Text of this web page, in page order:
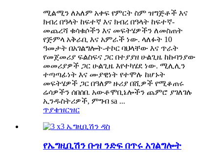
ሚልሚን ለአለም አቀፍ የምርት ስም ዝግጅቶች እና
ክብረ በዓላት ከፍተኛ እና ክብረ በዓላት ከፍተኛ-
መጨረሻ ቁሳቁሶችን እና መፍትሄዎችን ለመስጠት
የጅምላ አቅራቢ እና አምራች ነው. ላለፉት 10
ዓመታት በአገልግሎት-ተኮር ባህላቸው እና ጥራት
የመጀመሪያ ፍልስፍና ጋር በተያያዘ ሁልጊዜ ከኩባንያው
መመሪያዎች ጋር ሁልጊዜ እየተካሄደ ነው. ሚሊሊን
ተጣጣፊነት እና ሙያዊነት የተሞሉ ከሆኑት
መፍትሄዎች ጋር በዓለም ዙሪያ በሺዎች የሚቆጠሩ
ሬሳዎችን ሰበሰበ. አውቶሞቢኔሎችን ጨምሮ ያገለገሉ
ኢንዱስትሪዎች, ምግብ sa ...
ጥያቄዝርዝር
የኤግዚቢሽን ቡዝ ንድፍ በጥሩ አገልግሎት